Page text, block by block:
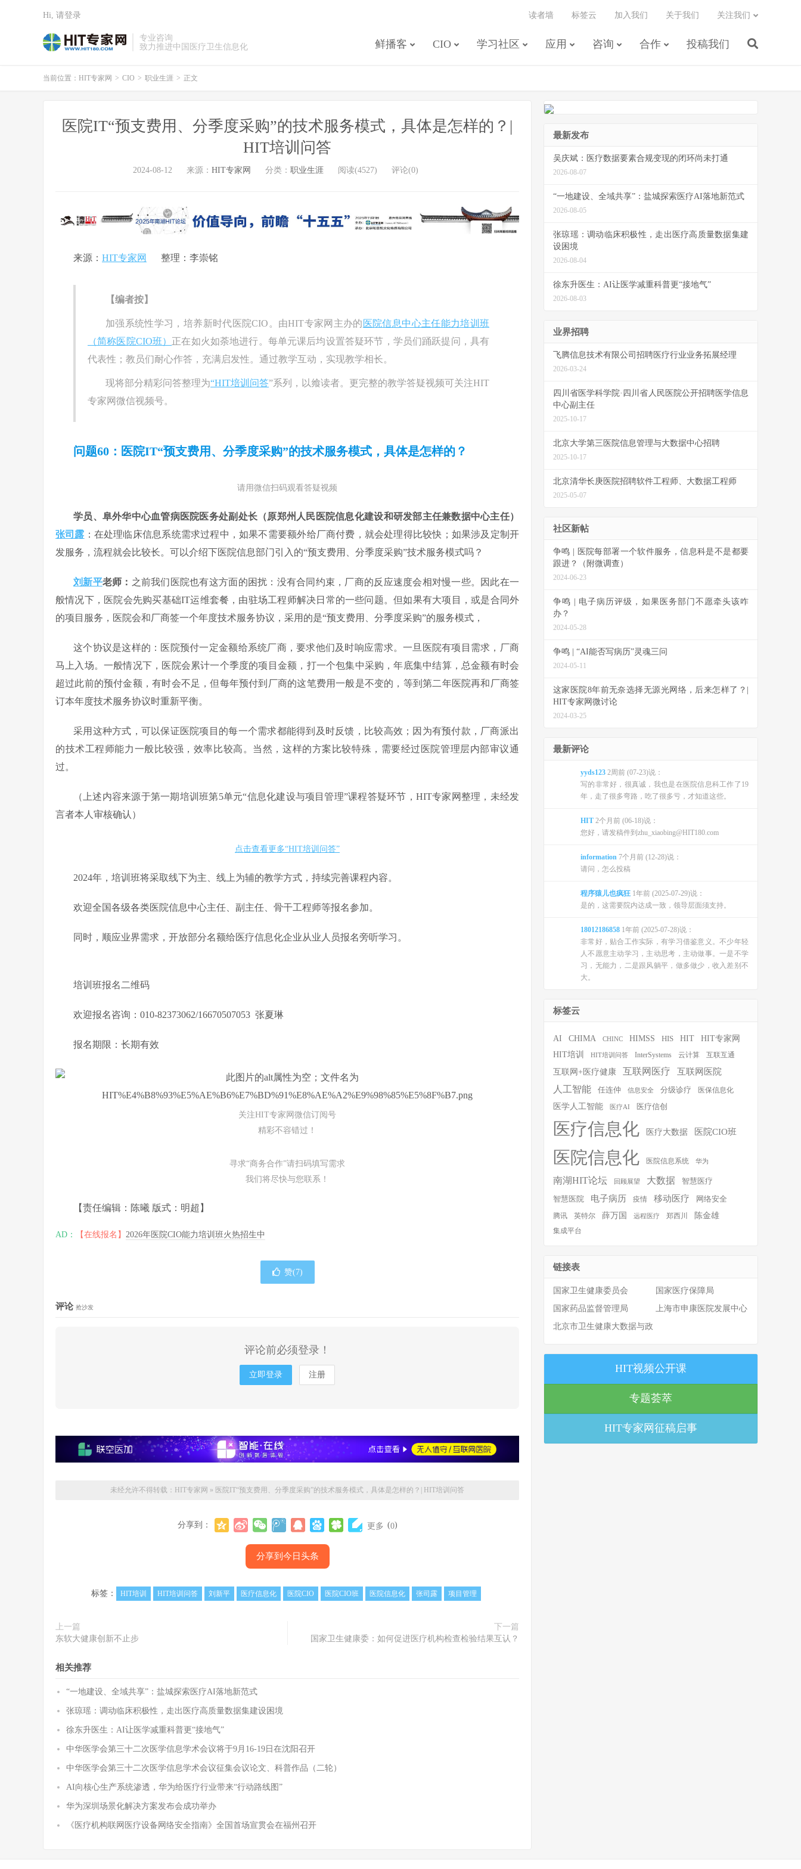
专业咨询
致力推进中国医疗卫生信息化
鲜播客 CIO 学习社区 应用 咨询 合作 投稿我们
读者墙 标签云 加入我们 关于我们 关注我们
Hi, 请登录
当前位置： HIT专家网 > CIO > 职业生涯 > 正文
医院IT“预支费用、分季度采购”的技术服务模式，具体是怎样的？|
HIT培训问答
2024-08-12 来源： HIT专家网 分类： 职业生涯 阅读(4527) 评论(0)
来源： HIT专家网 整理：李崇铭
【编者按】
加强系统性学习，培养新时代医院CIO。由HIT专家网主办的 医院信息中心主任能力培训班
（简称医院CIO班） 正在如火如荼地进行。每单元课后均设置答疑环节，学员们踊跃提问，具有
代表性；教员们耐心作答，充满启发性。通过教学互动，实现教学相长。
现将部分精彩问答整理为“HIT培训问答”系列，以飨读者。更完整的教学答疑视频可关注HIT
专家网微信视频号。
问题60：医院IT“预支费用、分季度采购”的技术服务模式，具体是怎样的？
请用微信扫码观看答疑视频
学员、阜外华中心血管病医院医务处副处长（原郑州人民医院信息化建设和研发部主任兼数据中心主任）
张司露 ：在处理临床信息系统需求过程中，如果不需要额外给厂商付费，就会处理得比较快；如果涉及定制开
发服务，流程就会比较长。可以介绍下医院信息部门引入的“预支费用、分季度采购”技术服务模式吗？
刘新平老师： 之前我们医院也有这方面的困扰：没有合同约束，厂商的反应速度会相对慢一些。因此在一
般情况下，医院会先购买基础IT运维套餐，由驻场工程师解决日常的一些问题。但如果有大项目，或是合同外
的项目服务，医院会和厂商签一个年度技术服务协议，采用的是“预支费用、分季度采购”的服务模式，
这个协议是这样的：医院预付一定金额给系统厂商，要求他们及时响应需求。一旦医院有项目需求，厂商
马上入场。一般情况下，医院会累计一个季度的项目金额，打一个包集中采购，年底集中结算，总金额有时会
超过此前的预付金额，有时会不足，但每年预付到厂商的这笔费用一般是不变的，等到第二年医院再和厂商签
订本年度技术服务协议时重新平衡。
采用这种方式，可以保证医院项目的每一个需求都能得到及时反馈，比较高效；因为有预付款，厂商派出
的技术工程师能力一般比较强，效率比较高。当然，这样的方案比较特殊，需要经过医院管理层内部审议通
过。
（上述内容来源于第一期培训班第5单元“信息化建设与项目管理”课程答疑环节，HIT专家网整理，未经发
言者本人审核确认）
点击查看更多“HIT培训问答”
2024年，培训班将采取线下为主、线上为辅的教学方式，持续完善课程内容。
欢迎全国各级各类医院信息中心主任、副主任、骨干工程师等报名参加。
同时，顺应业界需求，开放部分名额给医疗信息化企业从业人员报名旁听学习。
培训班报名二维码
欢迎报名咨询：010-82373062/16670507053 张夏琳
报名期限：长期有效
关注HIT专家网微信订阅号
精彩不容错过！
寻求“商务合作”请扫码填写需求
我们将尽快与您联系！
【责任编辑：陈曦 版式：明超】
AD： 【在线报名】 2026年医院CIO能力培训班火热招生中
赞(7)
评论 抢沙发
评论前必须登录！
立即登录 注册
未经允许不得转载： HIT专家网 » 医院IT“预支费用、分季度采购”的技术服务模式，具体是怎样的？| HIT培训问答
分享到： 更多 (0)
分享到今日头条
标签： HIT培训 HIT培训问答 刘新平 医疗信息化 医院CIO 医院CIO班 医院信息化 张司露 项目管理
上一篇
东软大健康创新不止步
下一篇
国家卫生健康委：如何促进医疗机构检查检验结果互认？
相关推荐
“一地建设、全域共享”：盐城探索医疗AI落地新范式
张琼瑶：调动临床积极性，走出医疗高质量数据集建设困境
徐东升医生：AI让医学减重科普更“接地气”
中华医学会第三十二次医学信息学术会议将于9月16-19日在沈阳召开
中华医学会第三十二次医学信息学术会议征集会议论文、科普作品（二轮）
AI向核心生产系统渗透，华为给医疗行业带来“行动路线图”
华为深圳场景化解决方案发布会成功举办
《医疗机构联网医疗设备网络安全指南》全国首场宣贯会在福州召开
最新发布
吴庆斌：医疗数据要素合规变现的闭环尚未打通
2026-08-07
“一地建设、全域共享”：盐城探索医疗AI落地新范式
2026-08-05
张琼瑶：调动临床积极性，走出医疗高质量数据集建
设困境
2026-08-04
徐东升医生：AI让医学减重科普更“接地气”
2026-08-03
业界招聘
飞腾信息技术有限公司招聘医疗行业业务拓展经理
2026-03-24
四川省医学科学院·四川省人民医院公开招聘医学信息
中心副主任
2025-10-17
北京大学第三医院信息管理与大数据中心招聘
2025-10-17
北京清华长庚医院招聘软件工程师、大数据工程师
2025-05-07
社区新帖
争鸣 | 医院每部署一个软件服务，信息科是不是都要
跟进？（附微调查）
2024-06-23
争鸣 | 电子病历评级，如果医务部门不愿牵头该咋
办？
2024-05-28
争鸣 | “AI能否写病历”灵魂三问
2024-05-11
这家医院8年前无奈选择无源光网络，后来怎样了？|
HIT专家网微讨论
2024-03-25
最新评论
yyds123 2周前 (07-23)说：
写的非常好，很真诚，我也是在医院信息科工作了19
年，走了很多弯路，吃了很多亏，才知道这些。
HIT 2个月前 (06-18)说：
您好，请发稿件到zhu_xiaobing@HIT180.com
information 7个月前 (12-28)说：
请问，怎么投稿
程序猿儿也疯狂 1年前 (2025-07-29)说：
是的，这需要院内达成一致，领导层面须支持。
18012186858 1年前 (2025-07-28)说：
非常好，贴合工作实际，有学习借鉴意义。不少年轻
人不愿意主动学习，主动思考，主动做事。一是不学
习，无能力，二是跟风躺平，做多做少，收入差别不
大。
标签云
AI CHIMA CHINC HIMSS HIS HIT HIT专家网
HIT培训 HIT培训问答 InterSystems 云计算 互联互通
互联网+医疗健康 互联网医疗 互联网医院
人工智能 任连仲 信息安全 分级诊疗 医保信息化
医学人工智能 医疗AI 医疗信创
医疗信息化 医疗大数据 医院CIO班
医院信息化 医院信息系统 华为
南湖HIT论坛 回顾展望 大数据 智慧医疗
智慧医院 电子病历 疫情 移动医疗
网络安全
腾讯
英特尔 薛万国 远程医疗 郑西川 陈金雄
集成平台
链接表
国家卫生健康委员会
国家医疗保障局
国家药品监督管理局
上海市申康医院发展中心
北京市卫生健康大数据与政
HIT视频公开课
专题荟萃
HIT专家网征稿启事